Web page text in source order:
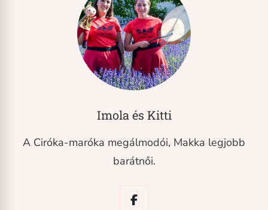
Imola és Kitti
A Ciróka-maróka megálmodói, Makka legjobb
barátnői.